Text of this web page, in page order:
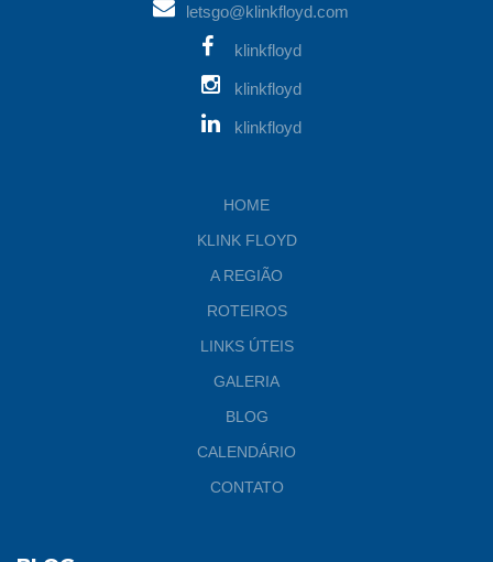
letsgo@klinkfloyd.com
klinkfloyd
klinkfloyd
klinkfloyd
HOME
KLINK FLOYD
A REGIÃO
ROTEIROS
LINKS ÚTEIS
GALERIA
BLOG
CALENDÁRIO
CONTATO